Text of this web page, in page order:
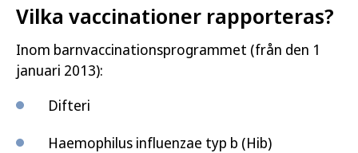
Vilka vaccinationer rapporteras?
Inom barnvaccinationsprogrammet (från den 1
januari 2013):
Difteri
Haemophilus influenzae typ b (Hib)